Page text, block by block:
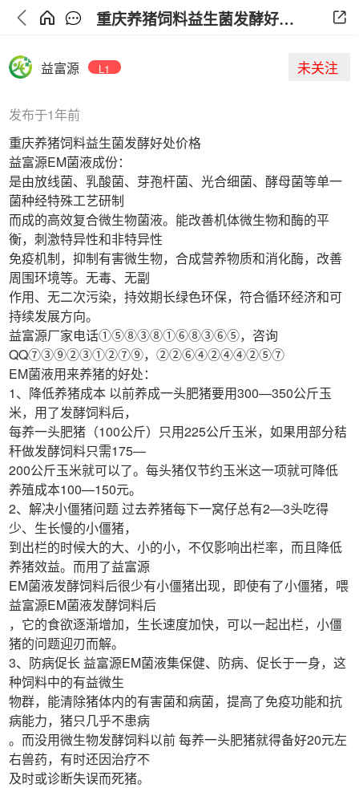
重庆养猪饲料益生菌发酵好处价格
益富源 L1 未关注
发布于1年前
重庆养猪饲料益生菌发酵好处价格
益富源EM菌液成份：
是由放线菌、乳酸菌、芽孢杆菌、光合细菌、酵母菌等单一
菌种经特殊工艺研制
而成的高效复合微生物菌液。能改善机体微生物和酶的平
衡，刺激特异性和非特异性
免疫机制，抑制有害微生物，合成营养物质和消化酶，改善
周围环境等。无毒、无副
作用、无二次污染，持效期长绿色环保，符合循环经济和可
持续发展方向。
益富源厂家电话①⑤⑧③⑧①⑥⑧③⑥⑤，咨询
QQ⑦③⑨②③①②⑦⑨，②②⑥④②④④②⑤⑦
EM菌液用来养猪的好处：
1、降低养猪成本 以前养成一头肥猪要用300—350公斤玉
米，用了发酵饲料后，
每养一头肥猪（100公斤）只用225公斤玉米，如果用部分秸
秆做发酵饲料只需175—
200公斤玉米就可以了。每头猪仅节约玉米这一项就可降低
养殖成本100—150元。
2、解决小僵猪问题 过去养猪每下一窝仔总有2—3头吃得
少、生长慢的小僵猪，
到出栏的时候大的大、小的小，不仅影响出栏率，而且降低
养猪效益。而用了益富源
EM菌液发酵饲料后很少有小僵猪出现，即使有了小僵猪，喂
益富源EM菌液发酵饲料后
，它的食欲逐渐增加，生长速度加快，可以一起出栏，小僵
猪的问题迎刃而解。
3、防病促长 益富源EM菌液集保健、防病、促长于一身，这
种饲料中的有益微生
物群，能清除猪体内的有害菌和病菌，提高了免疫功能和抗
病能力，猪只几乎不患病
。而没用微生物发酵饲料以前 每养一头肥猪就得备好20元左
右兽药，有时还因治疗不
及时或诊断失误而死猪。